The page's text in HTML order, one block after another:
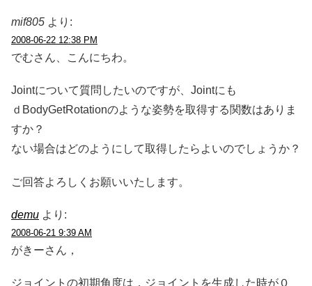
mif805 より:
2008-06-22 12:38 PM
でむさん、こんにちわ。
Jointについて質問したいのですが、Jointにも
ｄBodyGetRotationのような姿勢を取得する関数はありま
すか？
ない場合はどのようにして取得したらよいのでしょうか？
ご回答よろしくお願いいたします。
demu より:
2008-06-21 9:39 AM
がきーさん，
ジョイントの初期角度は，ジョイントを生成した時が０